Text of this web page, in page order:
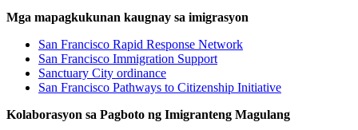
Mga mapagkukunan kaugnay sa imigrasyon
San Francisco Rapid Response Network
San Francisco Immigration Support
Sanctuary City ordinance
San Francisco Pathways to Citizenship Initiative
Kolaborasyon sa Pagboto ng Imigranteng Magulang